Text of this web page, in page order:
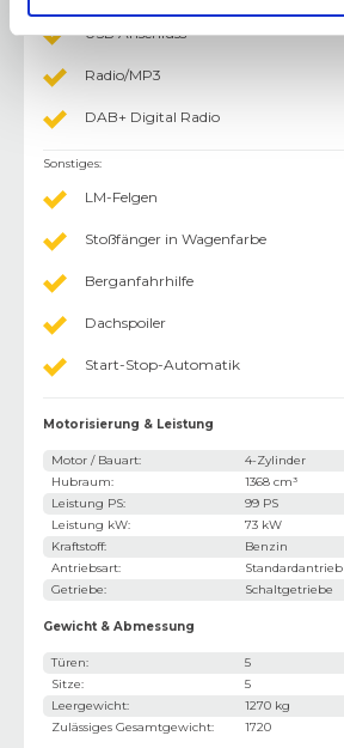
USB Anschluss
Radio/MP3
DAB+ Digital Radio
Sonstiges:
LM-Felgen
Stoßfänger in Wagenfarbe
Berganfahrhilfe
Dachspoiler
Start-Stop-Automatik
Motorisierung & Leistung
Motor / Bauart:
4-Zylinder
Hubraum:
1368 cm³
Leistung PS:
99 PS
Leistung kW:
73 kW
Kraftstoff:
Benzin
Antriebsart:
Standardantrieb
Getriebe: Schaltgetriebe
Gewicht & Abmessung
Türen:
5
Sitze:
5
Leergewicht:
1270 kg
Zulässiges Gesamtgewicht: 1720